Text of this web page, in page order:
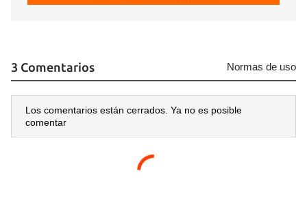
3 Comentarios Normas de uso
Los comentarios están cerrados. Ya no es posible
comentar